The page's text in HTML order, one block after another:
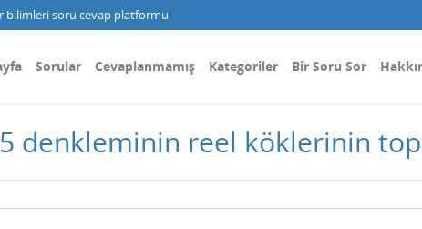
soru cevap platformu
Sorular Cevaplanmamış Kategoriler Bir Soru Sor
denkleminin reel köklerinin